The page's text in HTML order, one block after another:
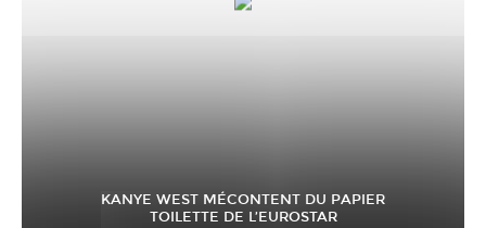
KANYE WEST MÉCONTENT DU PAPIER
TOILETTE DE L’EUROSTAR